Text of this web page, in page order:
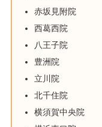
赤坂見附院
西葛西院
八王子院
豊洲院
立川院
北千住院
横須賀中央院